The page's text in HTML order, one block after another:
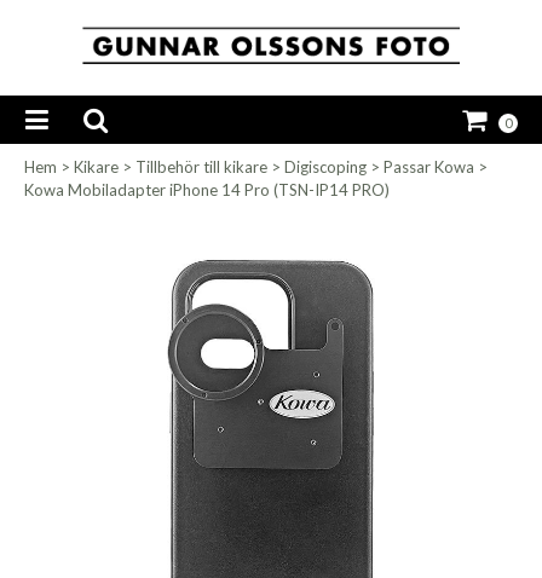
0
Hem > Kikare > Tillbehör till kikare > Digiscoping > Passar Kowa >
Kowa Mobiladapter iPhone 14 Pro (TSN-IP14 PRO)